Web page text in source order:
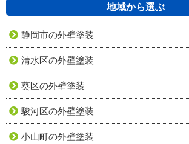
地域から選ぶ
静岡市の外壁塗装
清水区の外壁塗装
葵区の外壁塗装
駿河区の外壁塗装
小山町の外壁塗装